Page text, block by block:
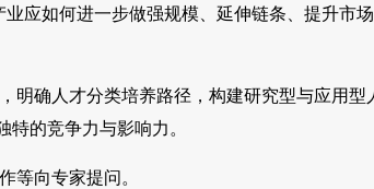
应如何进一步做强规模、延伸链条、提升市
明确人才分类培养路径，构建研究型与应用型
的竞争力与影响力。
等向专家提问。